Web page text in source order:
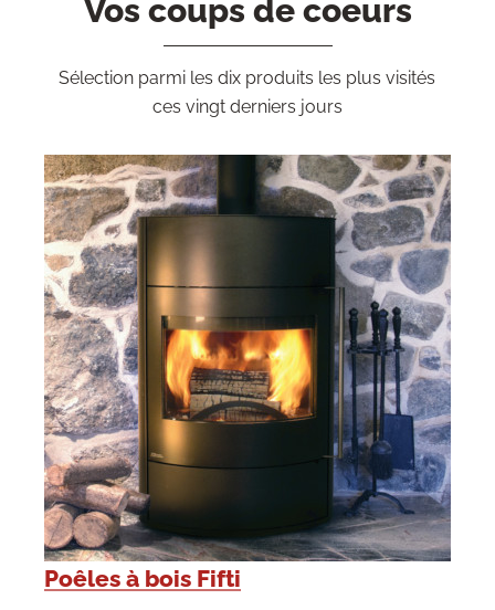
Vos coups de coeurs
Sélection parmi les dix produits les plus visités
ces vingt derniers jours
Poêles à bois Fifti